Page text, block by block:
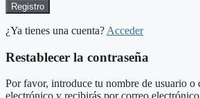
Registro
¿Ya tienes una cuenta? Acceder
Restablecer la contraseña
Por favor, introduce tu nombre de usuario o